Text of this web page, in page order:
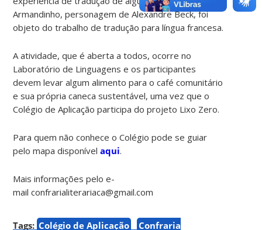
Armandinho, personagem de Alexandre Beck, foi
objeto do trabalho de tradução para língua francesa.
A atividade, que é aberta a todos, ocorre no
Laboratório de Linguagens e os participantes
devem levar algum alimento para o café comunitário
e sua própria caneca sustentável, uma vez que o
Colégio de Aplicação participa do projeto Lixo Zero.
Para quem não conhece o Colégio pode se guiar
pelo mapa disponívelaqui.
Mais informações pelo e-
mail confrarialiterariaca@gmail.com
Tags: Colégio de Aplicação
Confraria